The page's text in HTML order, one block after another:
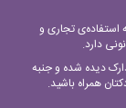
استفاده‌ی تجاری و
دارد.
دیده شده و جنبه
همراه باشید.